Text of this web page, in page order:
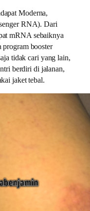
Moderna,
RNA). Dari
mRNA sebaiknya
program booster
tidak cari yang lain,
berdiri di jalanan,
jaket tebal.